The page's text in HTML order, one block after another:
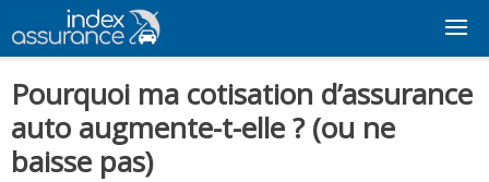
content
Pourquoi ma cotisation d’assurance
auto augmente-t-elle ? (ou ne
baisse pas)